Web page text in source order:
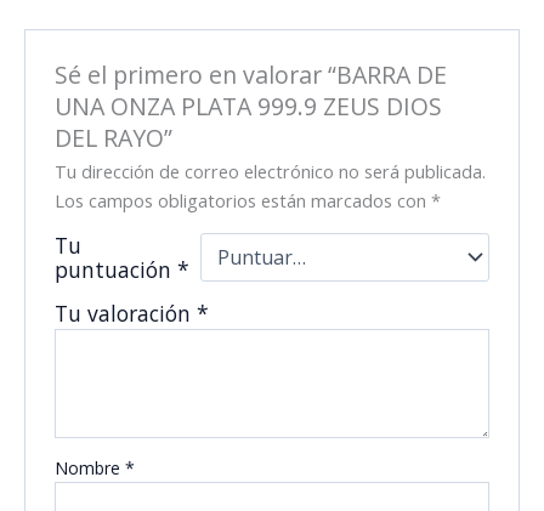
Sé el primero en valorar “BARRA DE
UNA ONZA PLATA 999.9 ZEUS DIOS
DEL RAYO”
Tu dirección de correo electrónico no será publicada.
Los campos obligatorios están marcados con*
Tu
puntuación*
Tu valoración*
Nombre*